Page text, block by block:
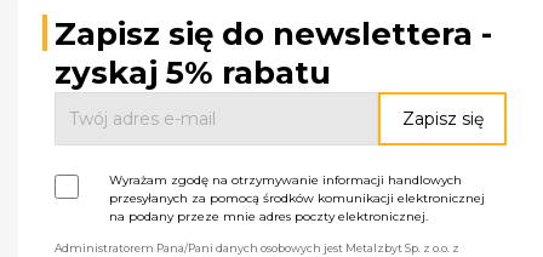
Zapisz się do newslettera -
zyskaj 5% rabatu
Wyrażam zgodę na otrzymywanie informacji handlowych
przesyłanych za pomocą środków komunikacji elektronicznej
na podany przeze mnie adres poczty elektronicznej.
Administratorem Pana/Pani danych osobowych jest Metalzbyt Sp. z o.o. z